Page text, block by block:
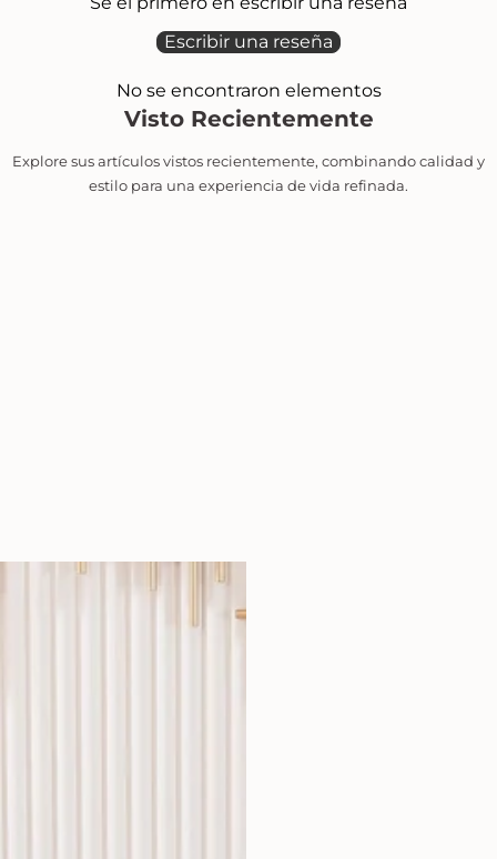
Escribir una reseña
No se encontraron elementos
Visto Recientemente
Explore sus artículos vistos recientemente, combinando calidad y
estilo para una experiencia de vida refinada.